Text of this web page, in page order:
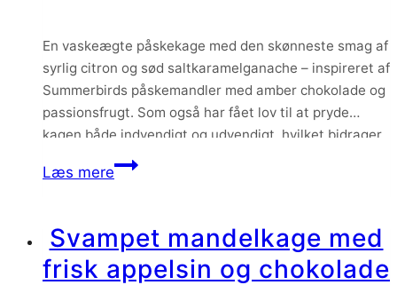
En vaskeægte påskekage med den skønneste smag af
syrlig citron og sød saltkaramelganache – inspireret af
Summerbirds påskemandler med amber chokolade og
passionsfrugt. Som også har fået lov til at pryde
kagen både indvendigt og udvendigt, hvilket bidrager
med en skøn smag og lækkert knas.
Læs mereCitronmazarin
og
påskemandler
Svampet mandelkage med
frisk appelsin og chokolade